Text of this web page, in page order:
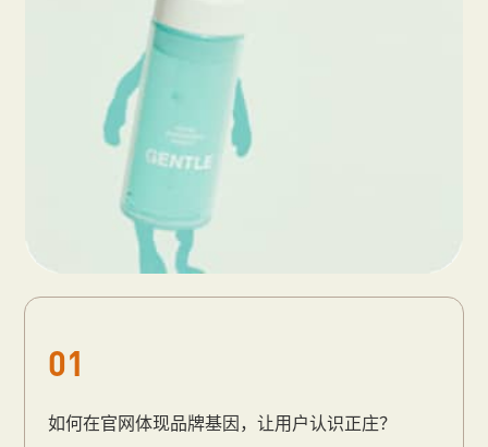
01
如何在官网体现品牌基因，让用户认识正庄？